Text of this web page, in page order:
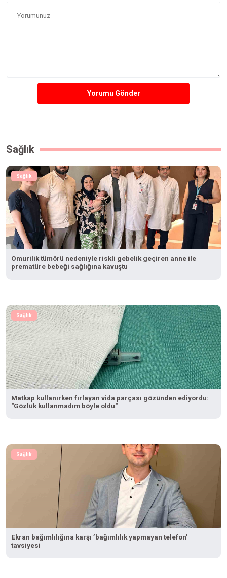
Yorumu Gönder
Sağlık
Sağlık
Omurilik tümörü nedeniyle riskli gebelik geçiren anne ile
prematüre bebeği sağlığına kavuştu
Sağlık
Matkap kullanırken fırlayan vida parçası gözünden ediyordu:
"Gözlük kullanmadım böyle oldu"
Sağlık
Ekran bağımlılığına karşı ’bağımlılık yapmayan telefon’
tavsiyesi